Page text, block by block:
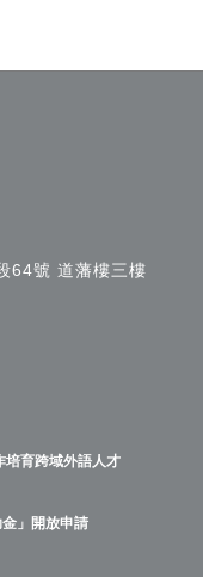
64號 道藩樓三樓
育跨域外語人才
」開放申請